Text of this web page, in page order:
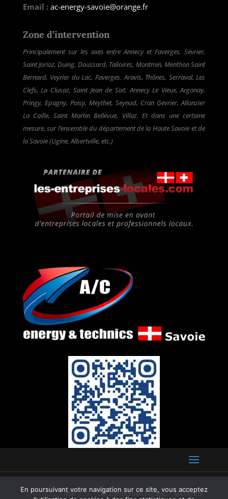
Email : ac-energy-savoie@orange.fr
Zone d’intervention
Principalement sur les axes entre Annecy et Faverges. Sévrier,
Saint Jorioz, Duing, Doussard, Talloires, Montmin, Menthon Saint
Bernard, Veyrier du Lac, Faverges. Aravis, Thônes, Serraval, Les
Clefs, La Clusaz, Saint Jean de Sixt. Annecy Le Vieux, Argonay,
Pringy, Epagny, Poisy, Meythet, Seynod, Cran Gevrier, Allonzier
La Caille, Saint Martin Bellevue, Villaz. Et dans une certaine
mesure, sur l’ensemble du département de la Haute Savoie et de
la Savoie (Ugine, Albertville, etc.)
© Copyright8082026 –Les Entreprises Locales–Mentions
En poursuivant votre navigation sur ce site, vous acceptez